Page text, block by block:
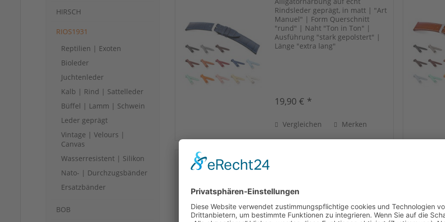
HIRSCH
RIOS1931
Reptilien | Exoten
Bioleder
Juchtenleder
Kalb | Rind | Sattelleder
Büffel | Lamm | Schwein
Leder geprägt
Vintage | Velours |
Canvas
Wasserresistent | Silikon
Nato- | Durchzugsbänder
Ersatzbänder
BOB
Rindsleder geprägt, in matt | "Art
Manuel" | Form Querschnitt
"rund" | Naht "Ton in Ton" |
Ausführung "stark gepolstert" |
Länge "extra lang"
19,90 € *
Vergleichen Merken
Echt zertifiziertes Bioleder | Form
Querschnitt "eckig" | Naht "Ton
in Ton" | Ausführung "flach
gepolstert" | Länge "extra lang"